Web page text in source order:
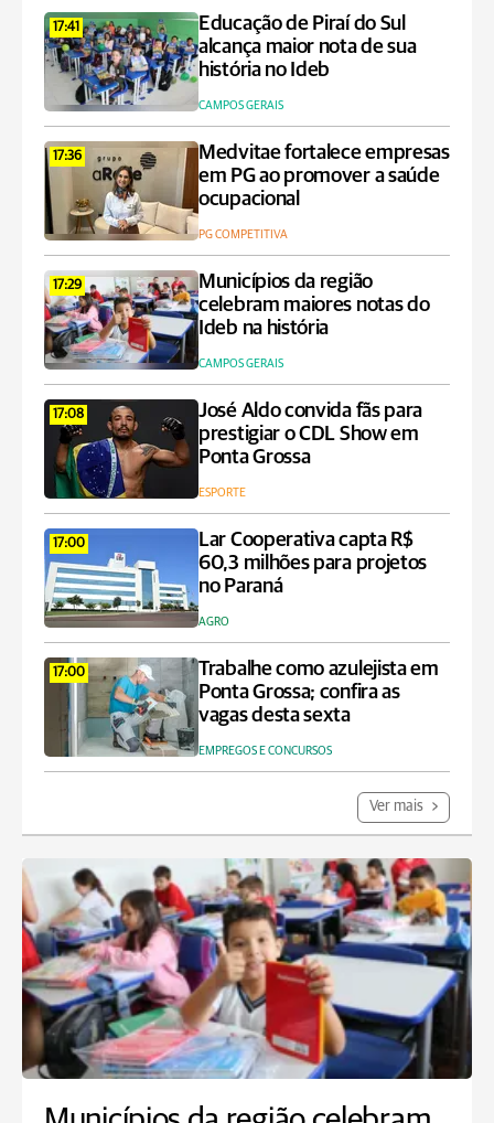
17:41
Educação de Piraí do Sul
alcança maior nota de sua
história no Ideb
CAMPOS GERAIS
17:36
Medvitae fortalece empresas
em PG ao promover a saúde
ocupacional
PG COMPETITIVA
17:29
Municípios da região
celebram maiores notas do
Ideb na história
CAMPOS GERAIS
17:08
José Aldo convida fãs para
prestigiar o CDL Show em
Ponta Grossa
ESPORTE
17:00
Lar Cooperativa capta R$
60,3 milhões para projetos
no Paraná
AGRO
17:00
Trabalhe como azulejista em
Ponta Grossa; confira as
vagas desta sexta
EMPREGOS E CONCURSOS
Ver mais